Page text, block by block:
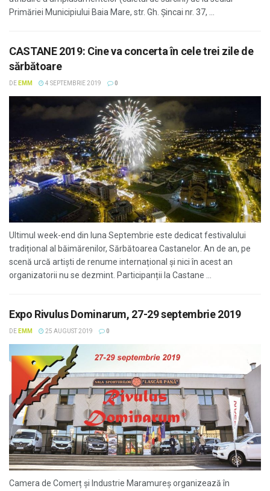
Primăriei Municipiului Baia Mare, str. Gh. Şincai nr. 37, ...
CASTANE 2019: Cine va concerta în cele trei zile de
sărbătoare
DE EMM 4 SEPTEMBRIE 2019 0
Ultimul week-end din luna Septembrie este dedicat festivalului
tradițional al băimărenilor, Sărbătoarea Castanelor. An de an, pe
scenă urcă artiști de renume internațional și nici în acest an
organizatorii nu se dezmint. Participanții la Castane ...
Expo Rivulus Dominarum, 27-29 septembrie 2019
DE EMM 25 AUGUST 2019 0
Camera de Comerț și Industrie Maramureș organizează în